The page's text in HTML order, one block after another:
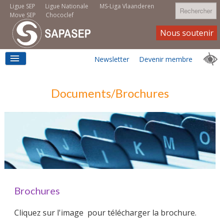
Ligue Nationale MS-Liga Vlaanderen
Ligue SEP
Move SEP
Chococlef
Rechercher
LOGEMENT
MOVE SEP
EMPLOI
Newsletter
Nous soutenir
Devenir membre
Documents/Brochures
Brochures
Cliquez sur l'image pour télécharger la brochure.